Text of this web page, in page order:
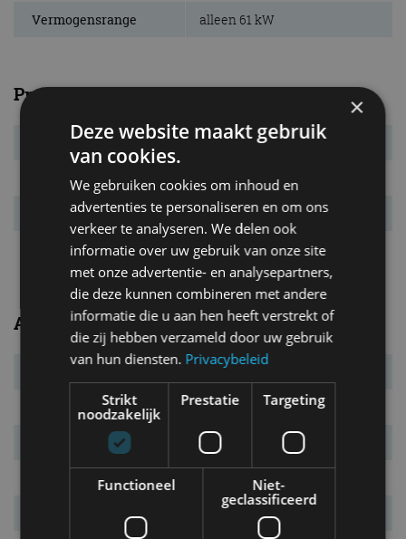
Vermogensrange alleen 61 kW
Prestaties
Systeemvermogen 61 kW (83 pk)
Systeemkoppel 212 Nm
Acc. 0-100 km/u 12,3 s
Topsnelheid 130 km/u
Algemeen
vaste overbrenging
Carrosserietype 5-drs. hatchback
5 sterren
Marktintroductie
juli 2019
×
Deze website maakt gebruik
van cookies.
We gebruiken cookies om inhoud en
advertenties te personaliseren en om ons
verkeer te analyseren. We delen ook
informatie over uw gebruik van onze site
met onze advertentie- en analysepartners,
die deze kunnen combineren met andere
informatie die u aan hen heeft verstrekt of
die zij hebben verzameld door uw gebruik
van hun diensten. Privacybeleid
Strikt
noodzakelijk
Prestatie Targeting
Functioneel
Niet-
geclassificeerd